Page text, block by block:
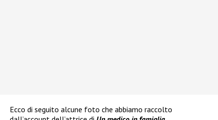
Ecco di seguito alcune foto che abbiamo raccolto